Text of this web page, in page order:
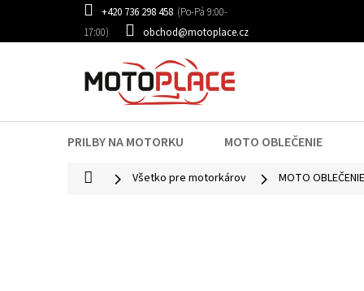
+420 736 298 458
obchod@motoplace.cz
PRILBY NA MOTORKU MOTO OBLEČENIE
DomovVšetko pre motorkárov MOTO OBLEČENIE